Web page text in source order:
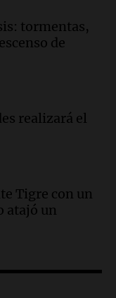
a
según el
Ambientales
reforma de
su pareja en
tormentas,
de
realizará el
Tigre con un
atajó un